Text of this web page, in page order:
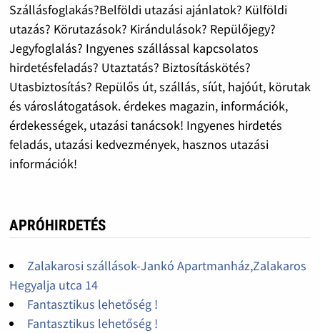
Szállásfoglakás?Belföldi utazási ajánlatok? Külföldi
utazás? Körutazások? Kirándulások? Repülőjegy?
Jegyfoglalás? Ingyenes szállással kapcsolatos
hirdetésfeladás? Utaztatás? Biztosításkötés?
Utasbiztosítás? Repülős út, szállás, síút, hajóút, körutak
és városlátogatások. érdekes magazin, információk,
érdekességek, utazási tanácsok! Ingyenes hirdetés
feladás, utazási kedvezmények, hasznos utazási
információk!
APRÓHIRDETÉS
Zalakarosi szállások-Jankó Apartmanház,Zalakaros
Hegyalja utca 14
Fantasztikus lehetőség !
Fantasztikus lehetőség !